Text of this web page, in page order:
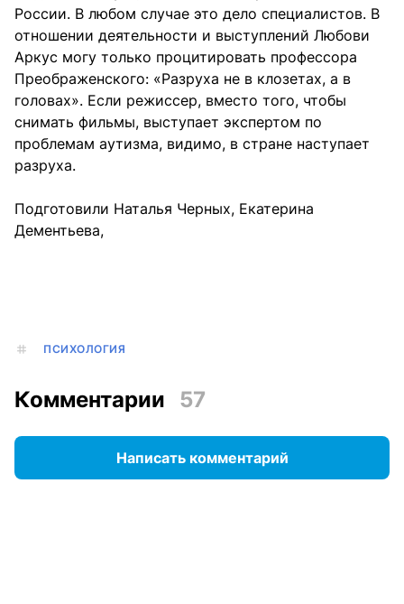
России. В любом случае это дело специалистов. В
отношении деятельности и выступлений Любови
Аркус могу только процитировать профессора
Преображенского: «Разруха не в клозетах, а в
головах». Если режиссер, вместо того, чтобы
снимать фильмы, выступает экспертом по
проблемам аутизма, видимо, в стране наступает
разруха.
Подготовили Наталья Черных, Екатерина
Дементьева,
ПСИХОЛОГИЯ
Комментарии 57
Написать комментарий